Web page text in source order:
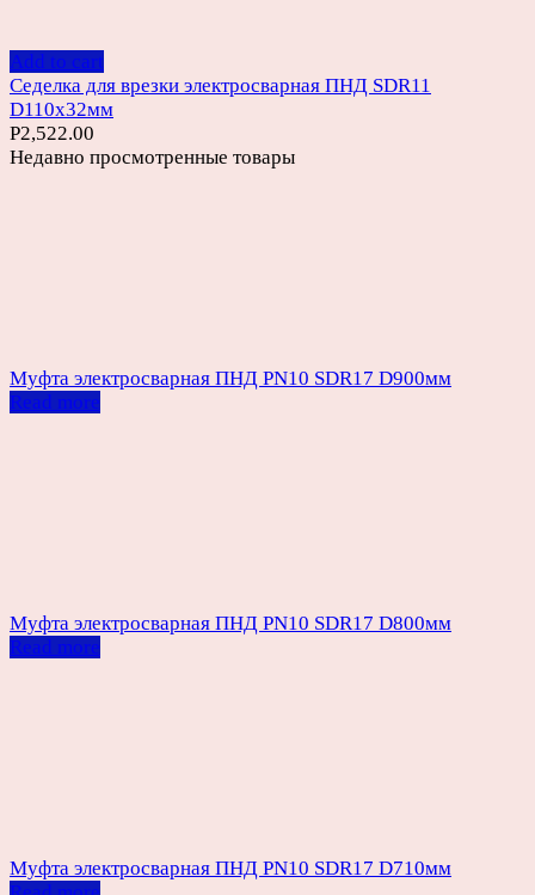
Add to cart
Седелка для врезки электросварная ПНД SDR11
D110х32мм
Р2,522.00
Недавно просмотренные товары
Муфта электросварная ПНД PN10 SDR17 D900мм
Read more
Муфта электросварная ПНД PN10 SDR17 D800мм
Read more
Муфта электросварная ПНД PN10 SDR17 D710мм